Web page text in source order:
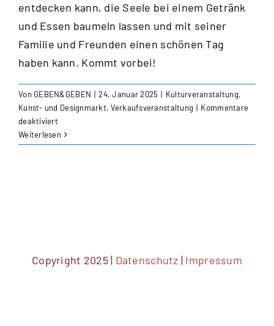
entdecken kann, die Seele bei einem Getränk
und Essen baumeln lassen und mit seiner
Familie und Freunden einen schönen Tag
haben kann. Kommt vorbei!
Von GEBEN&GEBEN | 24. Januar 2025 | Kulturveranstaltung,
Kunst- und Designmarkt, Verkaufsveranstaltung | Kommentare
deaktiviertfür
GEBEN&GEBEN
–
Design
mit
Weiterlesen
Copyright 2025 | Datenschutz | Impressum